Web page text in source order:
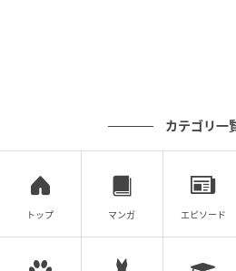
カテゴリ一
トップ マンガ エピソード